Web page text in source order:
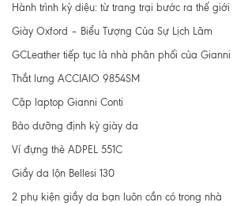
Hành trình kỳ diệu: từ trang trại bước ra thế giới
Giày Oxford – Biểu Tượng Của Sự Lịch Lãm
GCLeather tiếp tục là nhà phân phối của Gianni
Thắt lưng ACCIAIO 9854SM
Cặp laptop Gianni Conti
Bảo dưỡng định kỳ giày da
Ví đựng thẻ ADPEL 551C
Giầy da lộn Bellesi 130
2 phụ kiện giầy da bạn luôn cần có trong nhà